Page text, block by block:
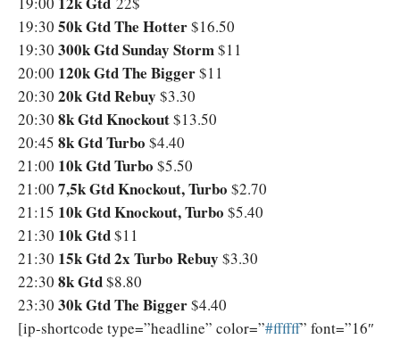
19:30 50k Gtd The Hotter$16.50
19:30 300k Gtd Sunday Storm$11
20:00 120k Gtd The Bigger$11
20:30 20k Gtd Rebuy $3.30
20:30 8k Gtd Knockout$13.50
20:45 8k Gtd Turbo $4.40
21:00 10k Gtd Turbo $5.50
21:00 7,5k Gtd Knockout, Turbo $2.70
21:15 10k Gtd Knockout, Turbo $5.40
21:30 10k Gtd$11
21:30 15k Gtd 2x Turbo Rebuy $3.30
22:30 8k Gtd$8.80
23:30 30k Gtd The Bigger$4.40
[ip-shortcode type=”headline” color=”‪#‎ffffff‬” font=”16″